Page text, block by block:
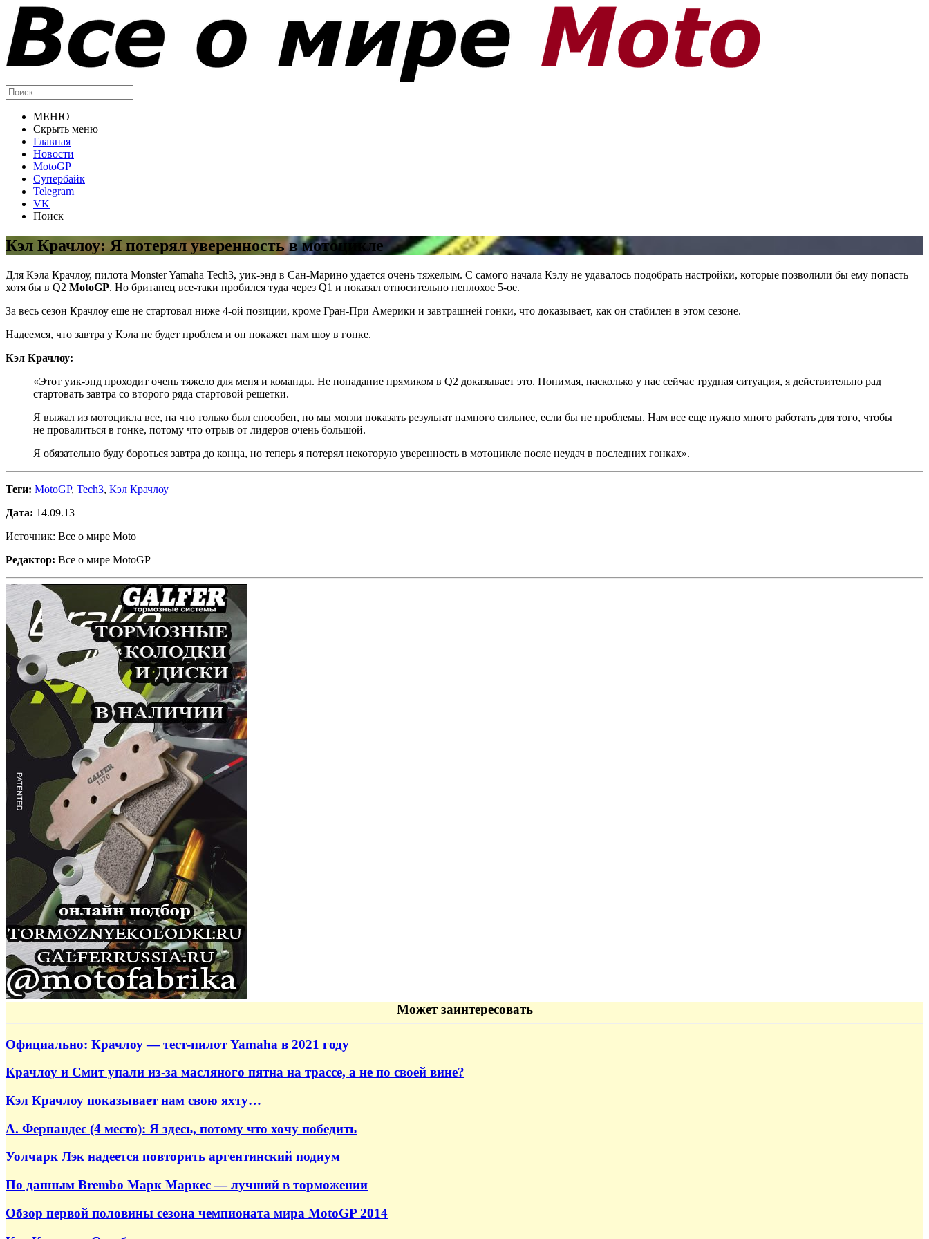
МЕНЮ
Скрыть меню
Главная
Новости
MotoGP
Супербайк
Telegram
VK
Поиск
Кэл Крачлоу: Я потерял уверенность в мотоцикле
Для Кэла Крачлоу, пилота Monster Yamaha Tech3, уик-энд в Сан-Марино удается очень тяжелым. С самого начала Кэлу не удавалось подобрать настройки, которые позволили бы ему попасть
хотя бы в Q2 MotoGP. Но британец все-таки пробился туда через Q1 и показал относительно неплохое 5-ое.
За весь сезон Крачлоу еще не стартовал ниже 4-ой позиции, кроме Гран-При Америки и завтрашней гонки, что доказывает, как он стабилен в этом сезоне.
Надеемся, что завтра у Кэла не будет проблем и он покажет нам шоу в гонке.
Кэл Крачлоу:
«Этот уик-энд проходит очень тяжело для меня и команды. Не попадание прямиком в Q2 доказывает это. Понимая, насколько у нас сейчас трудная ситуация, я действительно рад
стартовать завтра со второго ряда стартовой решетки.
Я выжал из мотоцикла все, на что только был способен, но мы могли показать результат намного сильнее, если бы не проблемы. Нам все еще нужно много работать для того, чтобы
не провалиться в гонке, потому что отрыв от лидеров очень большой.
Я обязательно буду бороться завтра до конца, но теперь я потерял некоторую уверенность в мотоцикле после неудач в последних гонках».
Теги: MotoGP, Tech3, Кэл Крачлоу
Дата: 14.09.13
Источник: Все о мире Moto
Редактор: Все о мире MotoGP
Может заинтересовать
Официально: Крачлоу — тест-пилот Yamaha в 2021 году
Крачлоу и Смит упали из-за масляного пятна на трассе, а не по своей вине?
Кэл Крачлоу показывает нам свою яхту…
А. Фернандес (4 место): Я здесь, потому что хочу победить
Уолчарк Лэк надеется повторить аргентинский подиум
По данным Brembo Марк Маркес — лучший в торможении
Обзор первой половины сезона чемпионата мира MotoGP 2014